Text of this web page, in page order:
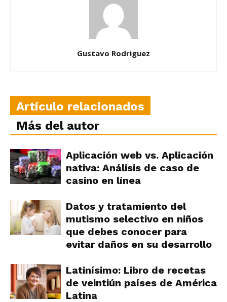
Gustavo Rodriguez
Artículo relacionados
Más del autor
Aplicación web vs. Aplicación
nativa: Análisis de caso de
casino en línea
Datos y tratamiento del
mutismo selectivo en niños
que debes conocer para
evitar daños en su desarrollo
Latinísimo: Libro de recetas
de veintiún países de América
Latina